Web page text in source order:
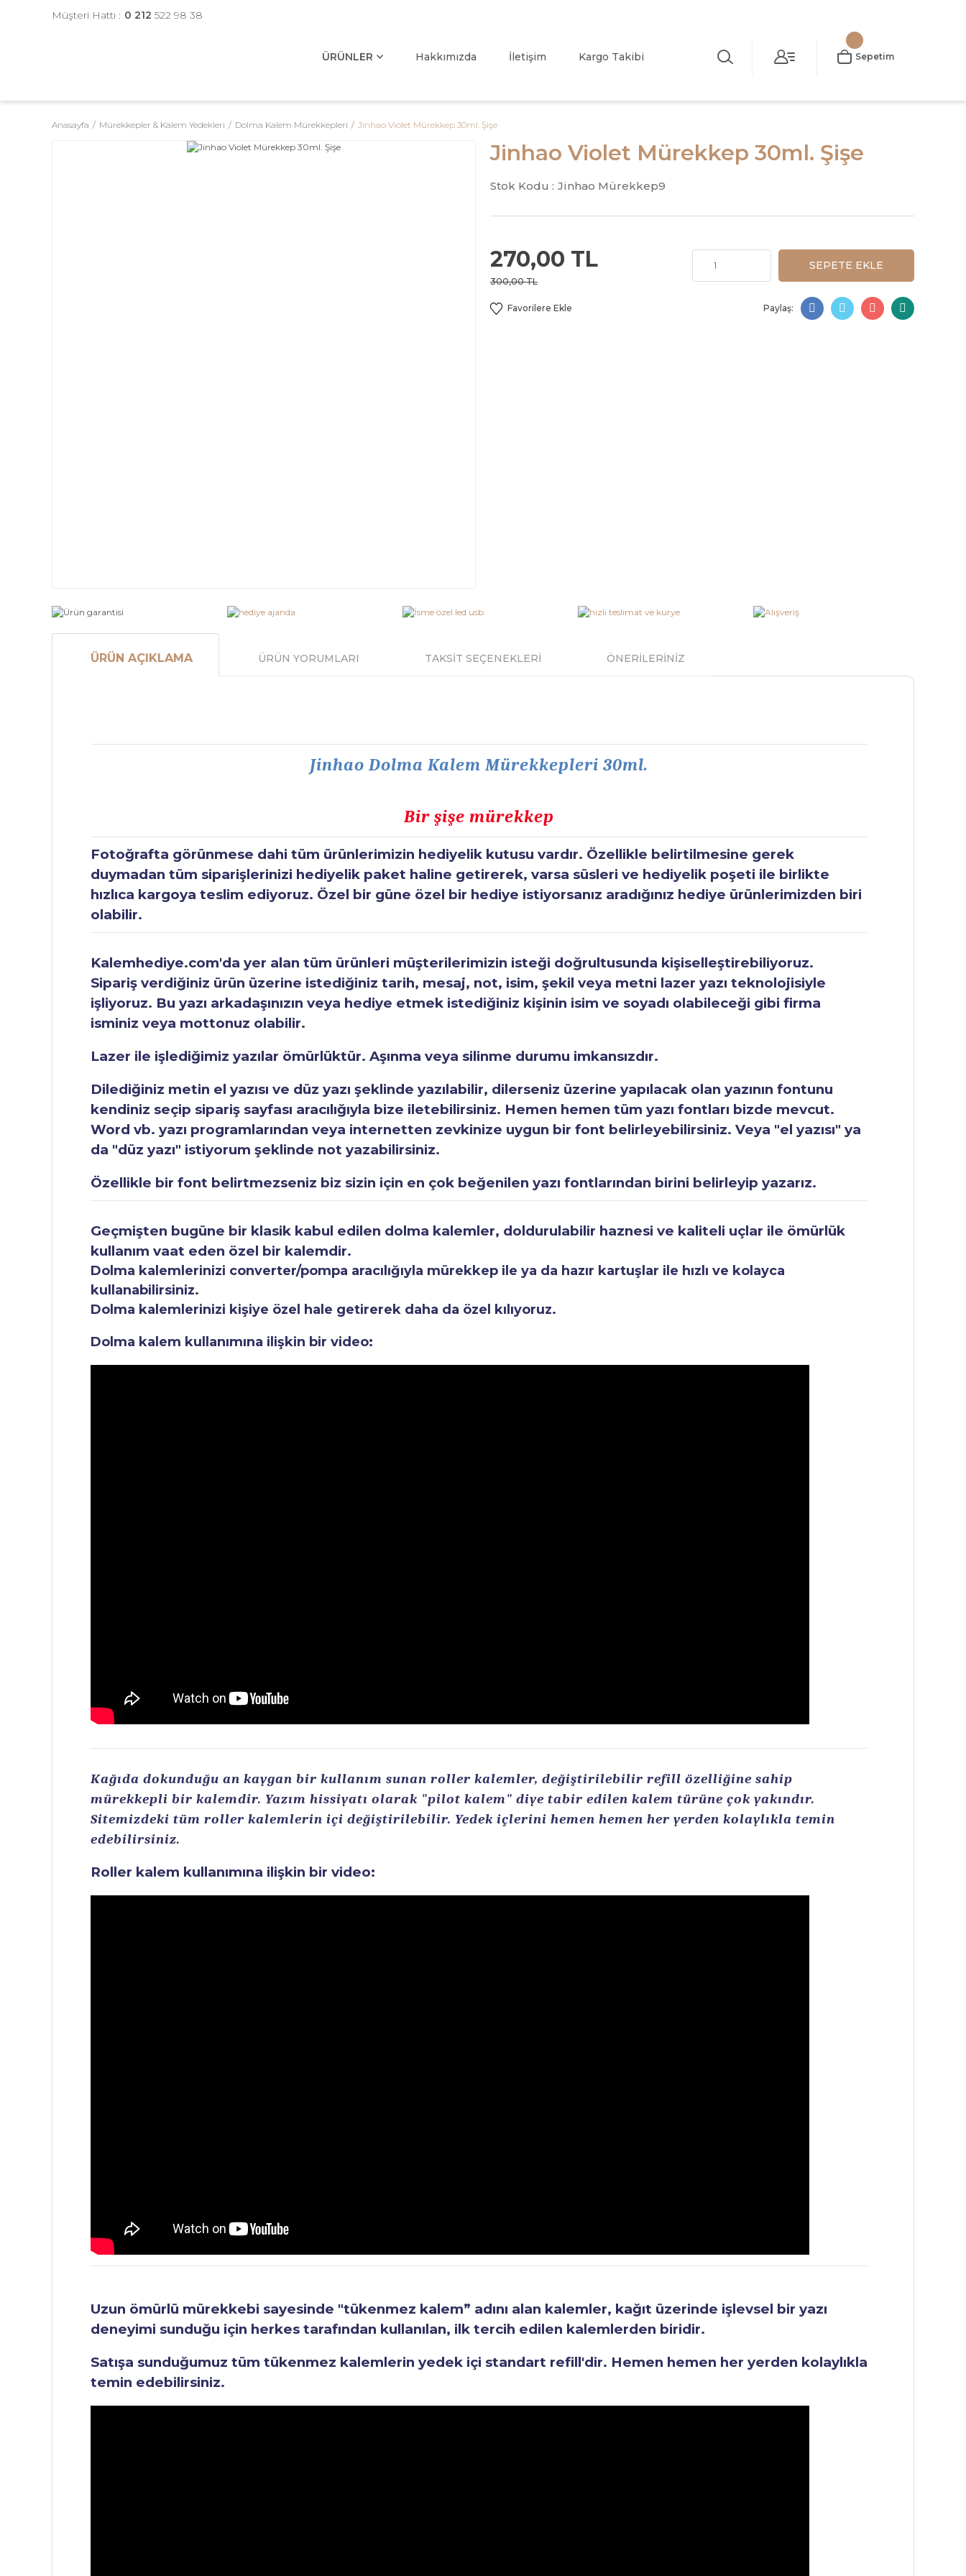
Müşteri Hattı : 0 212 522 98 38
ÜRÜNLER Hakkımızda İletişim Kargo Takibi Sepetim
Anasayfa Mürekkepler & Kalem Yedekleri Dolma Kalem Mürekkepleri Jinhao Violet Mürekkep 30ml. Şişe
Jinhao Violet Mürekkep 30ml. Şişe
Stok Kodu : Jinhao Mürekkep9
270,00 TL
300,00 TL
SEPETE EKLE
Paylaş:
ÜRÜN AÇIKLAMA ÜRÜN YORUMLARI TAKSİT SEÇENEKLERİ ÖNERİLERİNİZ
Jinhao Dolma Kalem Mürekkepleri 30ml.
Bir şişe mürekkep
Fotoğrafta görünmese dahi tüm ürünlerimizin hediyelik kutusu vardır. Özellikle belirtilmesine gerek
duymadan tüm siparişlerinizi hediyelik paket haline getirerek, varsa süsleri ve hediyelik poşeti ile birlikte
hızlıca kargoya teslim ediyoruz. Özel bir güne özel bir hediye istiyorsanız aradığınız hediye ürünlerimizden biri
olabilir.
Kalemhediye.com'da yer alan tüm ürünleri müşterilerimizin isteği doğrultusunda kişiselleştirebiliyoruz.
Sipariş verdiğiniz ürün üzerine istediğiniz tarih, mesaj, not, isim, şekil veya metni lazer yazı teknolojisiyle
işliyoruz. Bu yazı arkadaşınızın veya hediye etmek istediğiniz kişinin isim ve soyadı olabileceği gibi firma
isminiz veya mottonuz olabilir.
Lazer ile işlediğimiz yazılar ömürlüktür. Aşınma veya silinme durumu imkansızdır.
Dilediğiniz metin el yazısı ve düz yazı şeklinde yazılabilir, dilerseniz üzerine yapılacak olan yazının fontunu
kendiniz seçip sipariş sayfası aracılığıyla bize iletebilirsiniz. Hemen hemen tüm yazı fontları bizde mevcut.
Word vb. yazı programlarından veya internetten zevkinize uygun bir font belirleyebilirsiniz. Veya "el yazısı" ya
da "düz yazı" istiyorum şeklinde not yazabilirsiniz.
Özellikle bir font belirtmezseniz biz sizin için en çok beğenilen yazı fontlarından birini belirleyip yazarız.
Geçmişten bugüne bir klasik kabul edilen dolma kalemler, doldurulabilir haznesi ve kaliteli uçlar ile ömürlük
kullanım vaat eden özel bir kalemdir.
Dolma kalemlerinizi converter/pompa aracılığıyla mürekkep ile ya da hazır kartuşlar ile hızlı ve kolayca
kullanabilirsiniz.
Dolma kalemlerinizi kişiye özel hale getirerek daha da özel kılıyoruz.
Dolma kalem kullanımına ilişkin bir video:
Kağıda dokunduğu an kaygan bir kullanım sunan roller kalemler, değiştirilebilir refill özelliğine sahip
mürekkepli bir kalemdir. Yazım hissiyatı olarak "pilot kalem" diye tabir edilen kalem türüne çok yakındır.
Sitemizdeki tüm roller kalemlerin içi değiştirilebilir. Yedek içlerini hemen hemen her yerden kolaylıkla temin
edebilirsiniz.
Roller kalem kullanımına ilişkin bir video:
Uzun ömürlü mürekkebi sayesinde "tükenmez kalem” adını alan kalemler, kağıt üzerinde işlevsel bir yazı
deneyimi sunduğu için herkes tarafından kullanılan, ilk tercih edilen kalemlerden biridir.
Satışa sunduğumuz tüm tükenmez kalemlerin yedek içi standart refill'dir. Hemen hemen her yerden kolaylıkla
temin edebilirsiniz.